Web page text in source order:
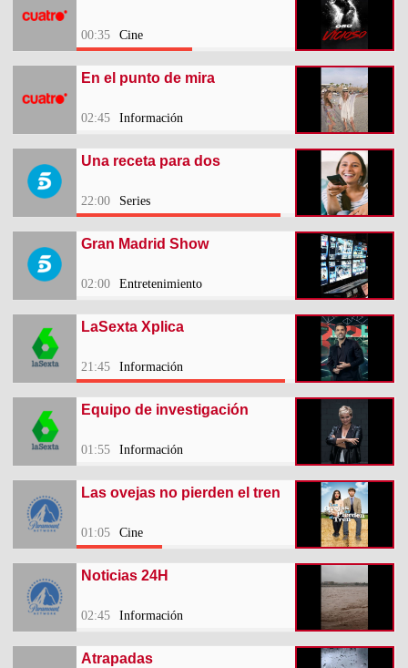
00:35 Cine
En el punto de mira
02:45 Información
Una receta para dos
22:00 Series
Gran Madrid Show
02:00 Entretenimiento
LaSexta Xplica
21:45 Información
Equipo de investigación
01:55 Información
Las ovejas no pierden el tren
01:05 Cine
Noticias 24H
02:45 Información
Atrapadas